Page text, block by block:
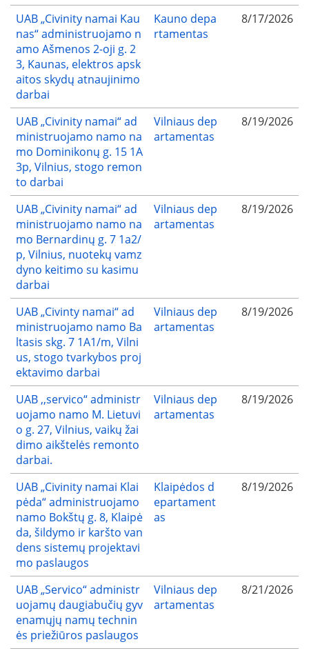
UAB „Civinity namai Kau
nas“ administruojamo n
amo Ašmenos 2-oji g. 2
3, Kaunas, elektros apsk
aitos skydų atnaujinimo
darbai
Kauno depa
rtamentas
8/17/2026
UAB „Civinity namai“ ad
ministruojamo namo na
mo Dominikonų g. 15 1A
3p, Vilnius, stogo remon
to darbai
Vilniaus dep
artamentas
8/19/2026
UAB „Civinity namai“ ad
ministruojamo namo na
mo Bernardinų g. 7 1a2/
p, Vilnius, nuotekų vamz
dyno keitimo su kasimu
darbai
Vilniaus dep
artamentas
8/19/2026
UAB „Civinty namai“ ad
ministruojamo namo Ba
ltasis skg. 7 1A1/m, Vilni
us, stogo tvarkybos proj
ektavimo darbai
Vilniaus dep
artamentas
8/19/2026
UAB ,,servico“ administr
uojamo namo M. Lietuvi
o g. 27, Vilnius, vaikų žai
dimo aikštelės remonto
darbai.
Vilniaus dep
artamentas
8/19/2026
UAB „Civinity namai Klai
pėda“ administruojamo
namo Bokštų g. 8, Klaipė
da, šildymo ir karšto van
dens sistemų projektavi
mo paslaugos
Klaipėdos d
epartament
as
8/19/2026
UAB „Servico“ administr
uojamų daugiabučių gyv
enamųjų namų technin
ės priežiūros paslaugos
Vilniaus dep
artamentas
8/21/2026